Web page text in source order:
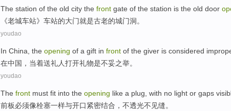
The station of the old city the front gate of the station is the old door
《老城车站》车站的大门就是古老的城门洞。
youdao
In China , the opening of a gift in front of the giver is considered
在中国 ，当着送礼人打开礼物是不妥之举。
youdao
The front must fit into the opening like a plug , with no light or gaps
前板必须像栓塞一样与开口紧密结合， 不透光不见缝。